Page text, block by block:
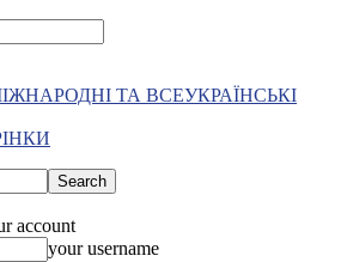
ТА ВСЕУКРАЇНСЬКІ
account
your username